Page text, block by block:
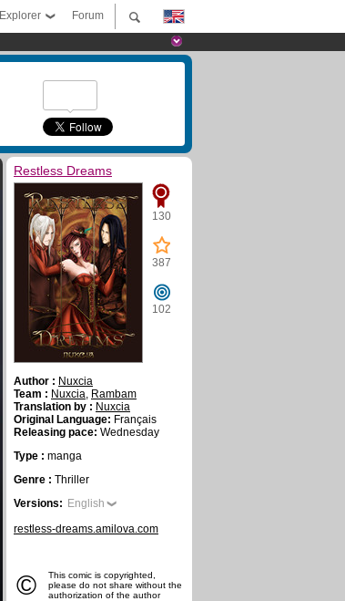
Forum
Explorer
Restless Dreams
130
387
102
Author : Nuxcia
Team : Nuxcia, Rambam
Translation by : Nuxcia
Original Language: Français
Releasing pace: Wednesday
Type : manga
Genre : Thriller
Versions: English
restless-dreams.amilova.com
©
This comic is copyrighted,
please do not share without the
authorization of the author